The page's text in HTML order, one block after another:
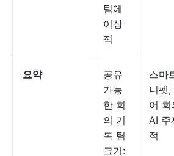
팀에
이상
적
요약
공유
가능
한 회
의 기
록 팀
크기:
스마
니펫,
어 회
AI 주
적